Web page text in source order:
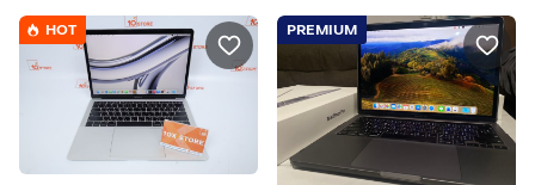
HOT PREMIUM